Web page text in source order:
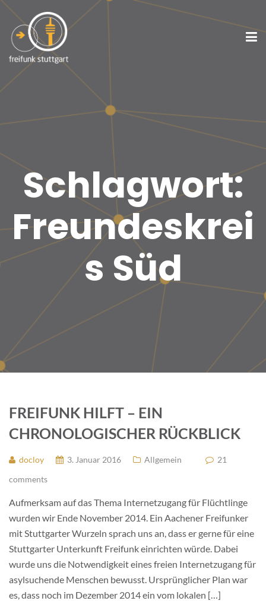
Schlagwort:
Freundeskrei
s Süd
FREIFUNK HILFT – EIN
CHRONOLOGISCHER RÜCKBLICK
docloy 3. Januar 2016 Allgemein
21
comments
Aufmerksam auf das Thema Internetzugang für Flüchtlinge
wurden wir Ende November 2014. Ein Aachener Freifunker
mit Stuttgarter Wurzeln sprach uns an, dass er gerne für eine
Stuttgarter Unterkunft Freifunk einrichten würde. Dabei
wurde uns die Notwendigkeit eines freien Internetzugang für
asylsuchende Menschen bewusst. Ursprünglicher Plan war
es, dass noch im Dezember 2014 ein vom lokalen […]